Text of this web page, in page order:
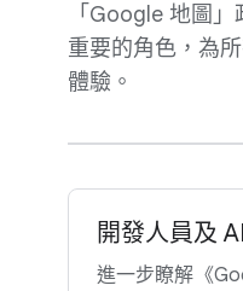
「Google 地圖
重要​的​角色，​為​
體驗。
開發​人員​及
進一步​瞭解​《